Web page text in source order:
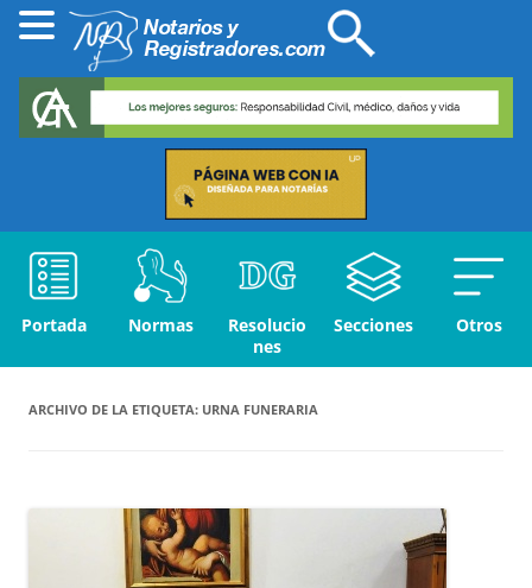
Portada Normas
Resolucio
nes
Secciones Otros
ARCHIVO DE LA ETIQUETA: URNA FUNERARIA